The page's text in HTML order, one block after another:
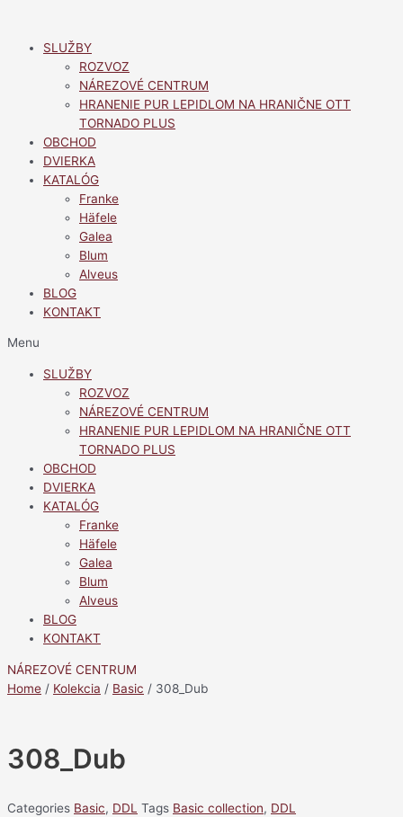
obsah
SLUŽBY
ROZVOZ
NÁREZOVÉ CENTRUM
HRANENIE PUR LEPIDLOM NA HRANIČNE OTT
TORNADO PLUS
OBCHOD
DVIERKA
KATALÓG
Franke
Häfele
Galea
Blum
Alveus
BLOG
KONTAKT
Menu
SLUŽBY
ROZVOZ
NÁREZOVÉ CENTRUM
HRANENIE PUR LEPIDLOM NA HRANIČNE OTT
TORNADO PLUS
OBCHOD
DVIERKA
KATALÓG
Franke
Häfele
Galea
Blum
Alveus
BLOG
KONTAKT
NÁREZOVÉ CENTRUM
Home / Kolekcia / Basic / 308_Dub
308_Dub
Categories Basic, DDL Tags Basic collection, DDL